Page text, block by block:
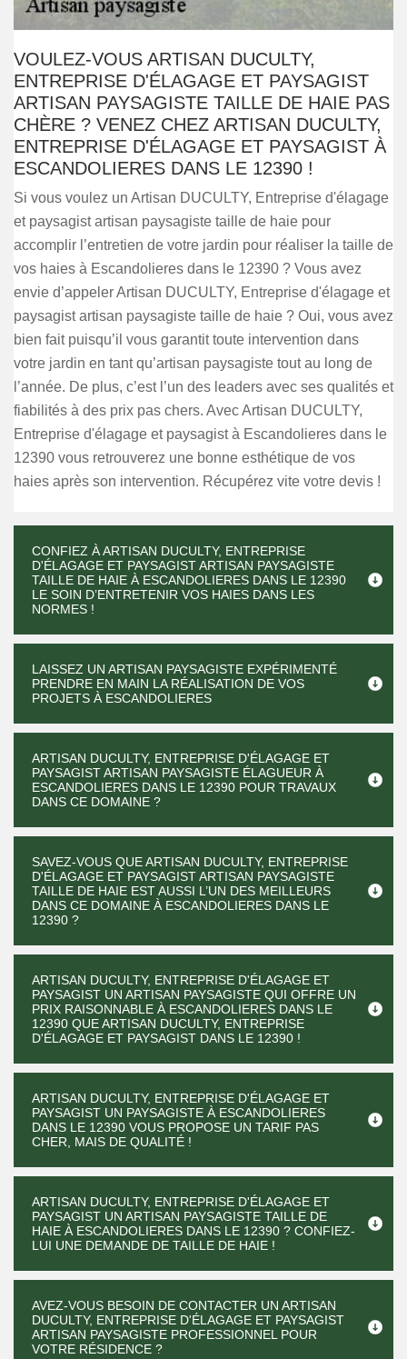
VOULEZ-VOUS ARTISAN DUCULTY,
ENTREPRISE D'ÉLAGAGE ET PAYSAGIST
ARTISAN PAYSAGISTE TAILLE DE HAIE PAS
CHÈRE ? VENEZ CHEZ ARTISAN DUCULTY,
ENTREPRISE D'ÉLAGAGE ET PAYSAGIST À
ESCANDOLIERES DANS LE 12390 !
Si vous voulez un Artisan DUCULTY, Entreprise d'élagage
et paysagist artisan paysagiste taille de haie pour
accomplir l’entretien de votre jardin pour réaliser la taille de
vos haies à Escandolieres dans le 12390 ? Vous avez
envie d’appeler Artisan DUCULTY, Entreprise d'élagage et
paysagist artisan paysagiste taille de haie ? Oui, vous avez
bien fait puisqu’il vous garantit toute intervention dans
votre jardin en tant qu’artisan paysagiste tout au long de
l’année. De plus, c’est l’un des leaders avec ses qualités et
fiabilités à des prix pas chers. Avec Artisan DUCULTY,
Entreprise d'élagage et paysagist à Escandolieres dans le
12390 vous retrouverez une bonne esthétique de vos
haies après son intervention. Récupérez vite votre devis !
CONFIEZ À ARTISAN DUCULTY, ENTREPRISE
D'ÉLAGAGE ET PAYSAGIST ARTISAN PAYSAGISTE
TAILLE DE HAIE À ESCANDOLIERES DANS LE 12390
LE SOIN D’ENTRETENIR VOS HAIES DANS LES
NORMES !
LAISSEZ UN ARTISAN PAYSAGISTE EXPÉRIMENTÉ
PRENDRE EN MAIN LA RÉALISATION DE VOS
PROJETS À ESCANDOLIERES
ARTISAN DUCULTY, ENTREPRISE D'ÉLAGAGE ET
PAYSAGIST ARTISAN PAYSAGISTE ÉLAGUEUR À
ESCANDOLIERES DANS LE 12390 POUR TRAVAUX
DANS CE DOMAINE ?
SAVEZ-VOUS QUE ARTISAN DUCULTY, ENTREPRISE
D'ÉLAGAGE ET PAYSAGIST ARTISAN PAYSAGISTE
TAILLE DE HAIE EST AUSSI L’UN DES MEILLEURS
DANS CE DOMAINE À ESCANDOLIERES DANS LE
12390 ?
ARTISAN DUCULTY, ENTREPRISE D'ÉLAGAGE ET
PAYSAGIST UN ARTISAN PAYSAGISTE QUI OFFRE UN
PRIX RAISONNABLE À ESCANDOLIERES DANS LE
12390 QUE ARTISAN DUCULTY, ENTREPRISE
D'ÉLAGAGE ET PAYSAGIST DANS LE 12390 !
ARTISAN DUCULTY, ENTREPRISE D'ÉLAGAGE ET
PAYSAGIST UN PAYSAGISTE À ESCANDOLIERES
DANS LE 12390 VOUS PROPOSE UN TARIF PAS
CHER, MAIS DE QUALITÉ !
ARTISAN DUCULTY, ENTREPRISE D'ÉLAGAGE ET
PAYSAGIST UN ARTISAN PAYSAGISTE TAILLE DE
HAIE À ESCANDOLIERES DANS LE 12390 ? CONFIEZ-
LUI UNE DEMANDE DE TAILLE DE HAIE !
AVEZ-VOUS BESOIN DE CONTACTER UN ARTISAN
DUCULTY, ENTREPRISE D'ÉLAGAGE ET PAYSAGIST
ARTISAN PAYSAGISTE PROFESSIONNEL POUR
VOTRE RÉSIDENCE ?